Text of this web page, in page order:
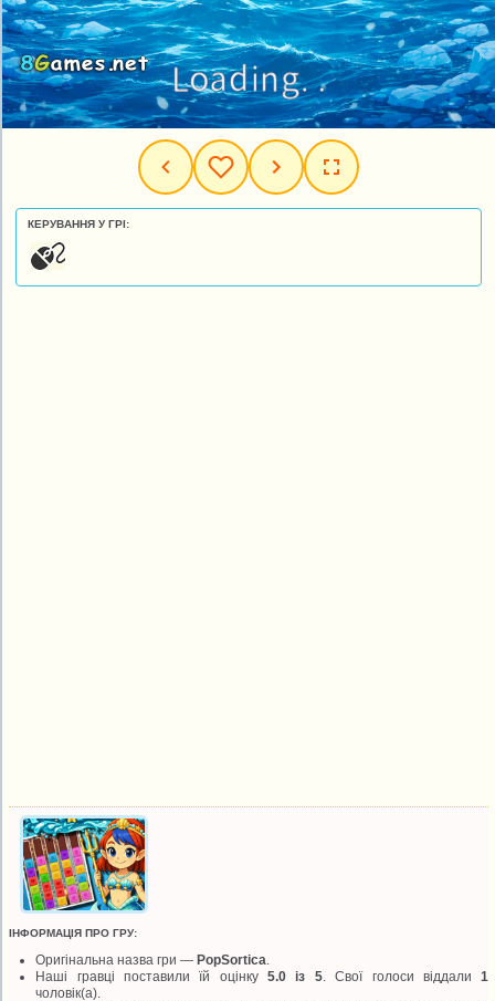
КЕРУВАННЯ У ГРІ:
ІНФОРМАЦІЯ ПРО ГРУ:
Оригінальна назва гри —PopSortica
Наші гравці поставили їй оцінку5.0 із 5. Свої голоси віддали1
чоловік(а).